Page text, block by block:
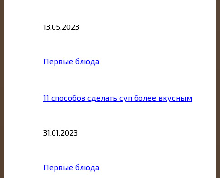
13.05.2023
Первые блюда
11 способов сделать суп более вкусным
31.01.2023
Первые блюда